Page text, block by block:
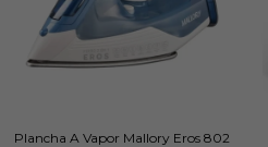
Plancha A Vapor Mallory Eros 802